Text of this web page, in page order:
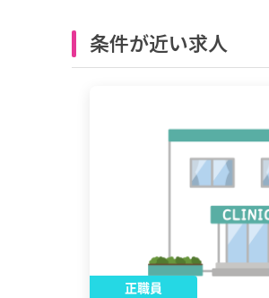
条件が近い求人
正職員